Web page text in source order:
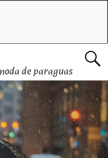
de paraguas